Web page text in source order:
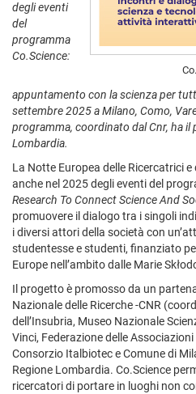
degli eventi
del
programma
Co.Science:
appuntamento con la scienza per
settembre 2025 a Milano, Como,
programma, coordinato dal Cnr, ha il
Lombardia.
La Notte Europea delle Ricercatrici
anche nel 2025 degli eventi del
Research To Connect Science And
promuovere il dialogo tra i singoli
i diversi attori della società con
studentesse e studenti, finanziato
Europe nell’ambito dalle Marie
Il progetto è promosso da un
Nazionale delle Ricerche -CNR
dell’Insubria, Museo Nazionale
Vinci, Federazione delle Associazioni
Consorzio Italbiotec e Comune di
Regione Lombardia. Co.Science
ricercatori di portare in luoghi non